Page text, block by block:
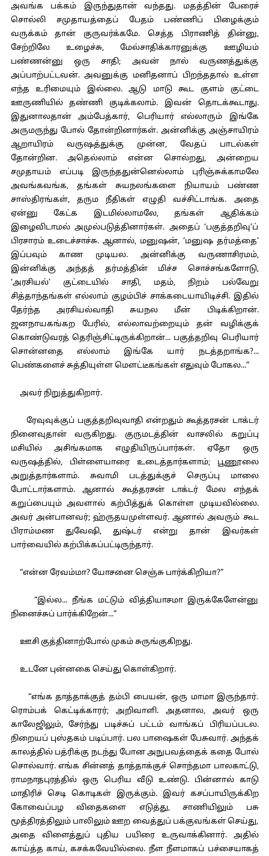
அவங்க பக்கம் இருந்துதான் வந்தது. மதத்தின் பேரைச்
சொல்லி சமுதாயத்தைப் பேதம் பண்ணிப் பிழைக்கும்
வருக்கம் தான் குருவர்க்கமே. செத்த பிராணித் தின்னு,
சேற்றிலே உழைச்சு, மேல்சாதிக்காரனுக்கு ஊழியம்
பண்ணன்னு ஒரு சாதி; அவன் நால் வருணத்துக்கு
அப்பாற்பட்டவன். அவனுக்கு மனிதனாப் பிறந்ததால் உள்ள
எந்த உரிமையும் இல்லை. ஆடு மாடு கூட குளம் குட்டை
ஊருணியில் தண்ணி குடிக்கலாம். இவன் தொடக்கூடாது.
இதுனாலதான் அம்பேத்கார், பெரியார் எல்லாரும் இங்கே
அருமருந்து போல் தோன்றினார்கள். அன்னிக்கு அஞ்சாயிரம்
ஆறாயிரம் வருஷத்துக்கு முன்ன, வேதப் பாடல்கள்
தோன்றின. அதெல்லாம் என்ன சொல்றது, அன்றைய
சமுதாயம் எப்படி இருந்ததுன்னெல்லாம் புரிஞ்சுக்காமலே
அவங்கவங்க, தங்கள் சுயநலங்களை நியாயம் பண்ண
சாஸ்திரங்கள், தரும நீதிகள் எழுதி வச்சிட்டாங்க. அதை
ஏன்னு கேட்க இடமில்லாமலே, தங்கள் ஆதிக்கம்
இழைவிடாமல் அமுல்படுத்தினார்கள். அதைப் ‘பகுத்தறிவு’ப்
பிரசாரம் உடைச்சாச்சு. ஆனால், மனுஷன், ‘மனுஷ தர்மத்தை’
இப்பவும் காண முடியல. அன்னிக்கு வருணாசிரமம்,
இன்னிக்கு அந்தத் தர்மத்தின் மிச்ச சொச்சங்களோடு,
‘அரசியல்’ குட்டையில் சாதி, மதம், நிறம் பல்வேறு
சித்தாந்தங்கள் எல்லாம் குழம்பிச் சாக்கடையாயிடிச்சி. இதில்
தேர்ந்த அரசியல்வாதி சுயநல மீன் பிடிக்கிறான்.
ஜனநாயகங்கற பேரில், எல்லாவற்றையும் தன் வழிக்குக்
கொண்டுவரத் தெரிஞ்சிட்டிருக்கிறான்... பகுத்தறிவு பெரியார்
சொன்னதை எல்லாம் இங்கே யார் நடத்தறாங்க?...
பெண்களைச் சுத்தியுள்ள மௌட்டீகங்கள் எதுவும் போகல...”
அவர் நிறுத்துகிறார்.
ரேவுவுக்குப் பகுத்தறிவுவாதி என்றதும் கூத்தரசன் டாக்டர்
நினைவுதான் வருகிறது. குருமடத்தின் வாசலில் கறுப்பு
மசியில் அசிங்கமாக எழுதியிருப்பார்கள். ஏதோ ஒரு
வருஷத்தில், பிள்ளையாரை உடைத்தார்களாம்; பூணூலை
அறுத்தார்களாம். சுவாமி படத்துக்குச் செருப்பு மாலை
போட்டார்களாம். ஆனால் கூத்தரசன் டாக்டர் மேல எந்தக்
கறுப்பையும் அவளால் கற்பித்துக் கொள்ள முடியவில்லை.
அவர் அன்பானவர்; ஹ்ருதயமுள்ளவர். ஆனால் அவரும் கூட
பிராம்மண துவேஷி, துஷ்டர் என்று தான் இவர்கள்
பார்வையில் கற்பிக்கப்பட்டிருந்தார்.
“என்ன ரேவம்மா? யோசனை செஞ்சு பார்க்கிறியா?”
“இல்ல... நீங்க மட்டும் வித்தியாசமா இருக்கேளேன்னு
நினைச்சுப் பார்க்கிறேன்...”
ஊசி குத்தினாற்போல் முகம் சுருங்குகிறது.
உடனே புன்னகை செய்து கொள்கிறார்.
“எங்க தாத்தாக்குத் தம்பி பையன், ஒரு மாமா இருந்தார்.
ரொம்பக் கெட்டிக்காரர்; அறிவாளி. அதனால, அவர் ஒரு
காலேஜிலும், சேர்ந்து படிச்சுப் பட்டம் வாங்கப் பிரியப்படல.
நிறையப் புஸ்தகம் படிப்பார். பல பாஷைகள் பேசுவார். அந்தக்
காலத்தில் பத்ரிக்கு நடந்து போன அநுபவத்தைக் கதை போல்
சொல்வார். எங்க சின்னத் தாத்தாக்குச் சொந்தமா பாலகாட்டு,
ராமநாதபுரத்தில் ஒரு பெரிய வீடு உண்டு. பின்னால் காடு
மாதிரிச் செடி கொடிகள் இருக்கும். இவர் கசப்பாயிருக்கிற
கோவைப்பழ விதைகளை எடுத்து, சாணியிலும் பசு
மூத்திரத்திலும் பாலிலும் ஊற வைத்துப் பக்குவங்கள் செய்து,
அதை விளைத்துப் புதிய பயிரை உருவாக்கினார். அதில்
காய்த்த காய், கசக்கவேயில்லை. நீள நீளமாகப் பச்சையாகத்